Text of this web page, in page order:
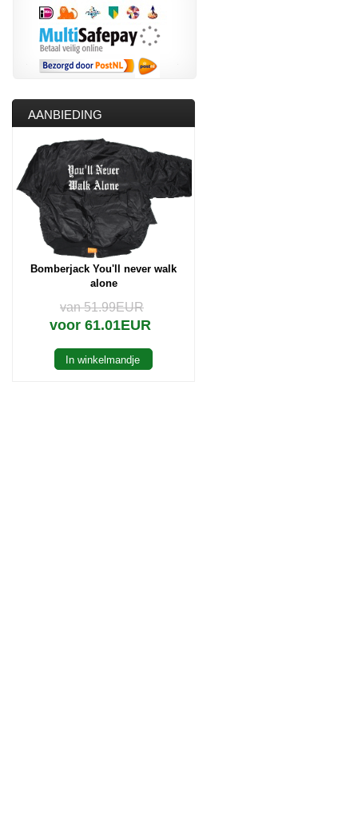
AANBIEDING
Bomberjack You'll never walk
alone
van 51.99EUR
voor 61.01EUR
In winkelmandje